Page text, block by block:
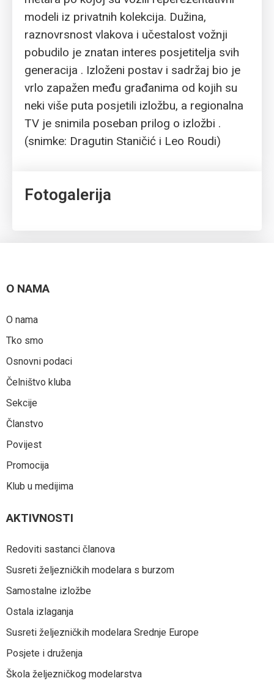
modeli iz privatnih kolekcija. Dužina,
raznovrsnost vlakova i učestalost vožnji
pobudilo je znatan interes posjetitelja svih
generacija . Izloženi postav i sadržaj bio je
vrlo zapažen među građanima od kojih su
neki više puta posjetili izložbu, a regionalna
TV je snimila poseban prilog o izložbi .
(snimke: Dragutin Staničić i Leo Roudi)
Fotogalerija
O NAMA
O nama
Tko smo
Osnovni podaci
Čelništvo kluba
Sekcije
Članstvo
Povijest
Promocija
Klub u medijima
AKTIVNOSTI
Redoviti sastanci članova
Susreti željezničkih modelara s burzom
Samostalne izložbe
Ostala izlaganja
Susreti željezničkih modelara Srednje Europe
Posjete i druženja
Škola željezničkog modelarstva